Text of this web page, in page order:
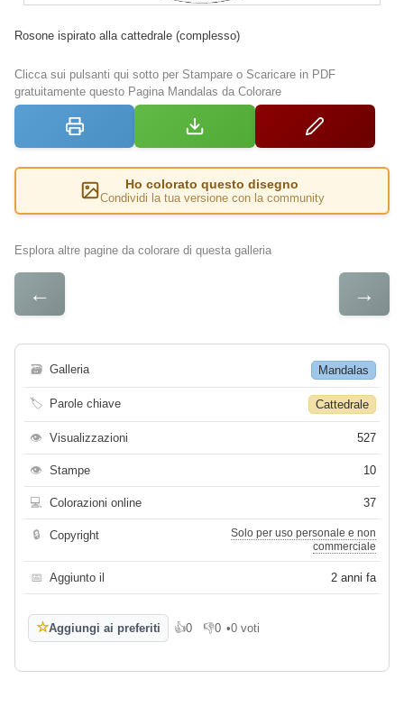
Rosone ispirato alla cattedrale (complesso)
Clicca sui pulsanti qui sotto per Stampare o Scaricare in PDF
gratuitamente questo Pagina Mandalas da Colorare
Ho colorato questo disegno
Condividi la tua versione con la community
Esplora altre pagine da colorare di questa galleria
← →
🗃 Galleria Mandalas
🏷 Parole chiave Cattedrale
👁 Visualizzazioni 527
👁 Stampe 10
💻 Colorazioni online 37
🔒 Copyright
Solo per uso personale e non
commerciale
📅 Aggiunto il 2 anni fa
☆Aggiungi ai preferiti 👍0
Mi piace
👎0
Non mi piace
•0 voti